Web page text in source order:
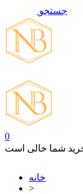
جستجو
0
خانه
>